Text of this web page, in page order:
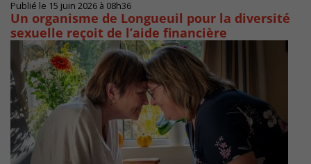
Publié le 15 juin 2026 à 08h36
Un organisme de Longueuil pour la diversité
sexuelle reçoit de l’aide financière